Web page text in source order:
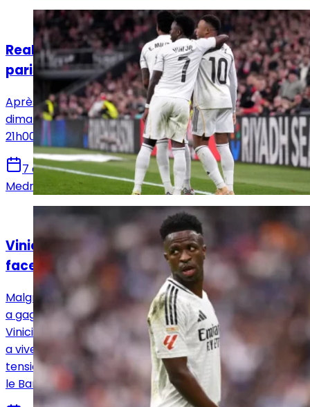
Actualités
Real Madrid - Celta : pronostics, meilleurs
paris et cotes (LaLiga)
Après un mois d'absence, le Real Madrid reçoit ce
dimanche le Celta de Vigo au Bernabéu. Coup d'envoi à
21h00.
7 décembre 2025
Medric Bouzermane
Actualités
Vinicius Junior agacé malgré la victoire
face au Celta de Vigo
Malgré une victoire face au Celta de Vigo, la nervosité
a gagné les rangs madrilènes. En première ligne,
Vinicius, frustré par le manque d’initiatives collectives,
a vivement interpellé ses coéquipiers, révélant une
tension interne à l’approche du Clasico décisif contre
le Barça.